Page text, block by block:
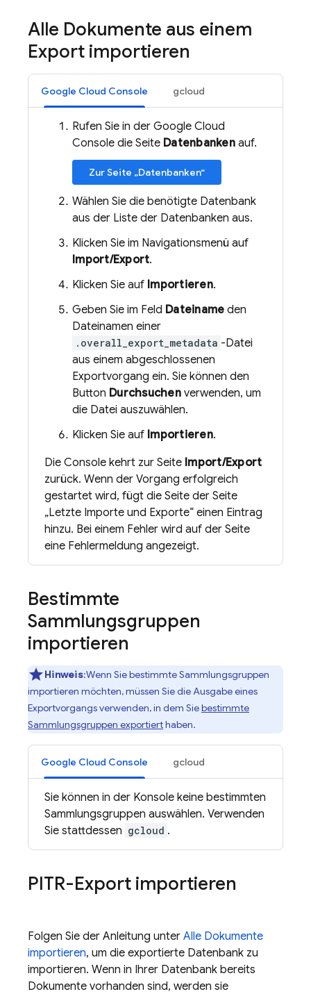
Alle Dokumente aus einem
Export importieren
Google Cloud Console gcloud
Rufen Sie in der Google Cloud
Console die Seite Datenbankenauf.
Zur Seite „Datenbanken“
Wählen Sie die benötigte Datenbank
aus der Liste der Datenbanken aus.
Klicken Sie im Navigationsmenü auf
Import/Export.
Klicken Sie auf Importieren.
Geben Sie im Feld Dateiname den
Dateinamen einer
.overall_export_metadata -Datei
aus einem abgeschlossenen
Exportvorgang ein. Sie können den
Button Durchsuchenverwenden, um
die Datei auszuwählen.
Klicken Sie auf Importieren.
Die Console kehrt zur Seite Import/Export
zurück. Wenn der Vorgang erfolgreich
gestartet wird, fügt die Seite der Seite
„Letzte Importe und Exporte“ einen Eintrag
hinzu. Bei einem Fehler wird auf der Seite
eine Fehlermeldung angezeigt.
Bestimmte
Sammlungsgruppen
importieren
Hinweis:Wenn Sie bestimmte Sammlungsgruppen
importieren möchten, müssen Sie die Ausgabe eines
Exportvorgangs verwenden, in dem Siebestimmte
Sammlungsgruppen exportierthaben.
Google Cloud Console gcloud
Sie können in der Konsole keine bestimmten
Sammlungsgruppen auswählen. Verwenden
Sie stattdessen gcloud .
PITR-Export importieren
Folgen Sie der Anleitung unter Alle Dokumente
importieren, um die exportierte Datenbank zu
importieren. Wenn in Ihrer Datenbank bereits
Dokumente vorhanden sind, werden sie